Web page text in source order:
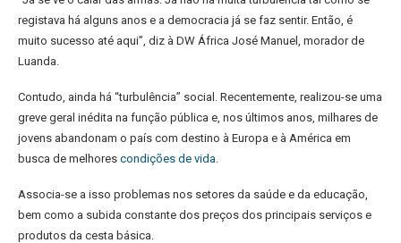
registava há alguns anos e a democracia já se faz sentir. Então, é
muito sucesso até aqui”, diz à DW África José Manuel, morador de
Luanda.
Contudo, ainda há “turbulência” social. Recentemente, realizou-se uma
greve geral inédita na função pública e, nos últimos anos, milhares de
jovens abandonam o país com destino à Europa e à América em
busca de melhores condições de vida.
Associa-se a isso problemas nos setores da saúde e da educação,
bem como a subida constante dos preços dos principais serviços e
produtos da cesta básica.